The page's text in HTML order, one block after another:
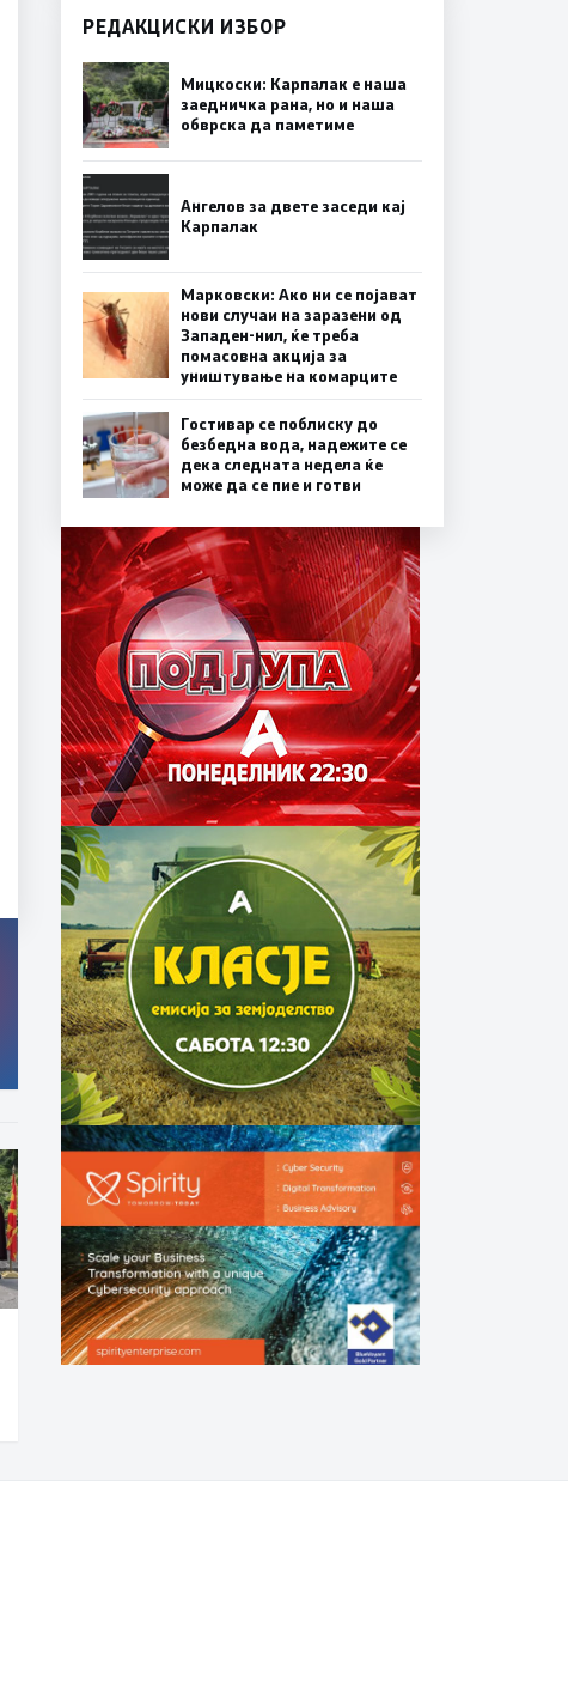
РЕДАКЦИСКИ ИЗБОР
Мицкоски: Карпалак е наша
заедничка рана, но и наша
обврска да паметиме
Ангелов за двете заседи кај
Карпалак
Марковски: Ако ни се појават
нови случаи на заразени од
Западен-нил, ќе треба
помасовна акција за
уништување на комарците
Гостивар се поблиску до
безбедна вода, надежите се
дека следната недела ќе
може да се пие и готви